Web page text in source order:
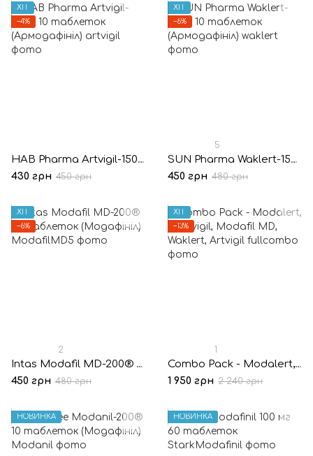
ХІТ
−4%
HAB Pharma Artvigil-150® 10 таблеток (Армодафініл)
430 грн 450 грн
ХІТ
−6%
5
SUN Pharma Waklert-150® 10 таблеток (Армодафініл)
450 грн 480 грн
ХІТ
−6%
2
Intas Modafil MD-200® 10 таблеток (Модафініл)
450 грн 480 грн
ХІТ
−13%
1
Combo Pack - Modalert, Modvigil, Modafil MD, Waklert, Artvigil
1 950 грн 2 240 грн
НОВИНКА НОВИНКА